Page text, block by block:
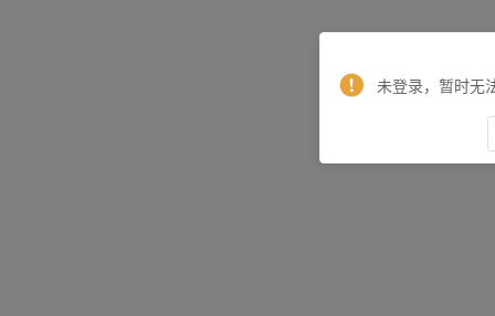
未登录，暂时无